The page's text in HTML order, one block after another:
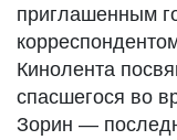
приглашенным
Кинолента
спасшегося во
Зорин —